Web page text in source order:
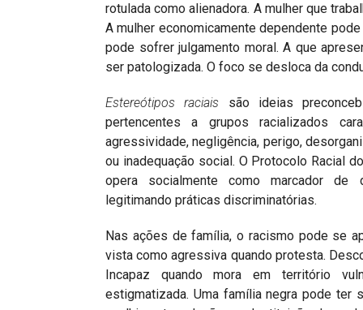
rotulada como alienadora. A mulher que
A mulher economicamente dependente
pode sofrer julgamento moral. A que
ser patologizada. O foco se desloca da
Estereótipos raciais são ideias
pertencentes a grupos racializados
agressividade, negligência, perigo,
ou inadequação social. O Protocolo Racial
opera socialmente como marcador de
legitimando práticas discriminatórias.
Nas ações de família, o racismo pode se
vista como agressiva quando protesta.
Incapaz quando mora em território
estigmatizada. Uma família negra pode